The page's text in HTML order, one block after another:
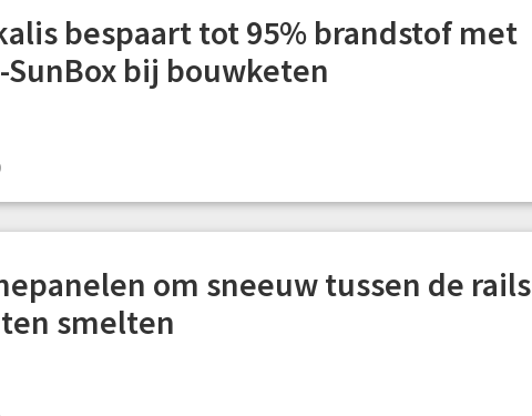
bespaart tot 95% brandstof met
SunBox bij bouwketen
om sneeuw tussen de rails
smelten